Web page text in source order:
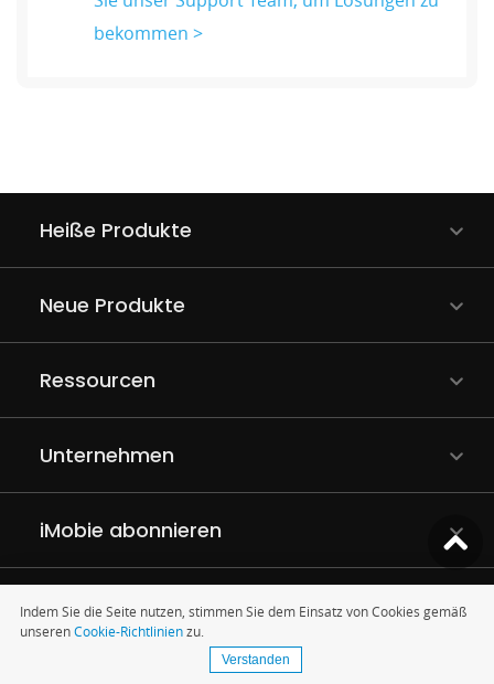
Indem Sie die Seite nutzen, stimmen Sie dem Einsatz von Cookies gemäß
unserenCookie-Richtlinienzu.
Verstanden
bekommen >
Heiße Produkte
Neue Produkte
Ressourcen
Unternehmen
iMobie abonnieren